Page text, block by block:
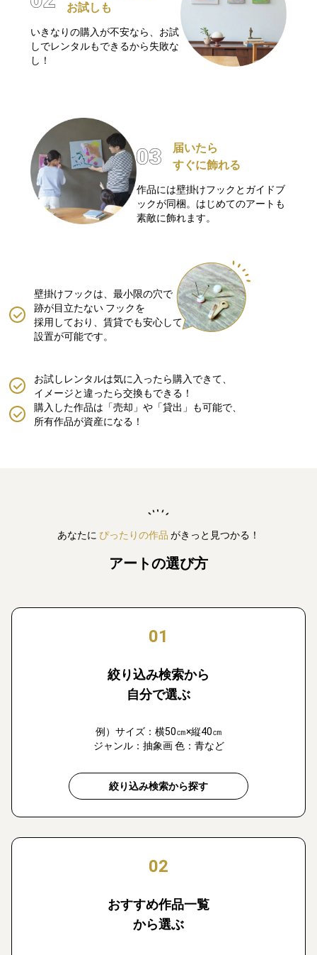
お試しも
いきなりの購入が不安なら、お試
しでレンタルもできるから失敗な
し！
届いたら
すぐに飾れる
作品には壁掛けフックとガイドブ
ックが同梱。はじめてのアートも
素敵に飾れます。
壁掛けフックは、最小限の穴で
跡が目立たない フックを
採用しており、賃貸でも安心して
設置が可能です。
購入した作品は「売却」や「貸出」も可能で、
所有作品が資産になる！
お試しレンタルは気に入ったら購入できて、
イメージと違ったら交換もできる！
あなたに ぴったりの作品 がきっと見つかる！
アートの選び方
01
絞り込み検索から
自分で選ぶ
例）サイズ：横50㎝×縦40㎝
ジャンル：抽象画 色：青など
絞り込み検索から探す
02
おすすめ作品一覧
から選ぶ